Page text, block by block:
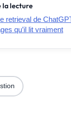
la lecture
retrieval de
qu’il lit vraiment